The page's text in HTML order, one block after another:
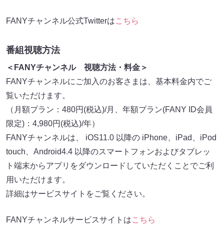
FANYチャンネル公式Twitterはこちら
番組視聴方法
＜FANYチャンネル 視聴方法・料金＞
FANYチャンネルにご加入のお客さまは、基本料金内でご
覧いただけます。
（月額プラン：480円(税込)/月、年額プラン(FANY ID会員
限定)：4,980円(税込)/年）
FANYチャンネルは、 iOS11.0 以降の iPhone、iPad、iPod
touch、Android4.4 以降のスマートフォンおよびタブレッ
ト端末からアプリをダウンロードしていただくことでご利
用いただけます。
詳細はサービスサイトをご覧ください。
FANYチャンネルサービスサイトはこちら